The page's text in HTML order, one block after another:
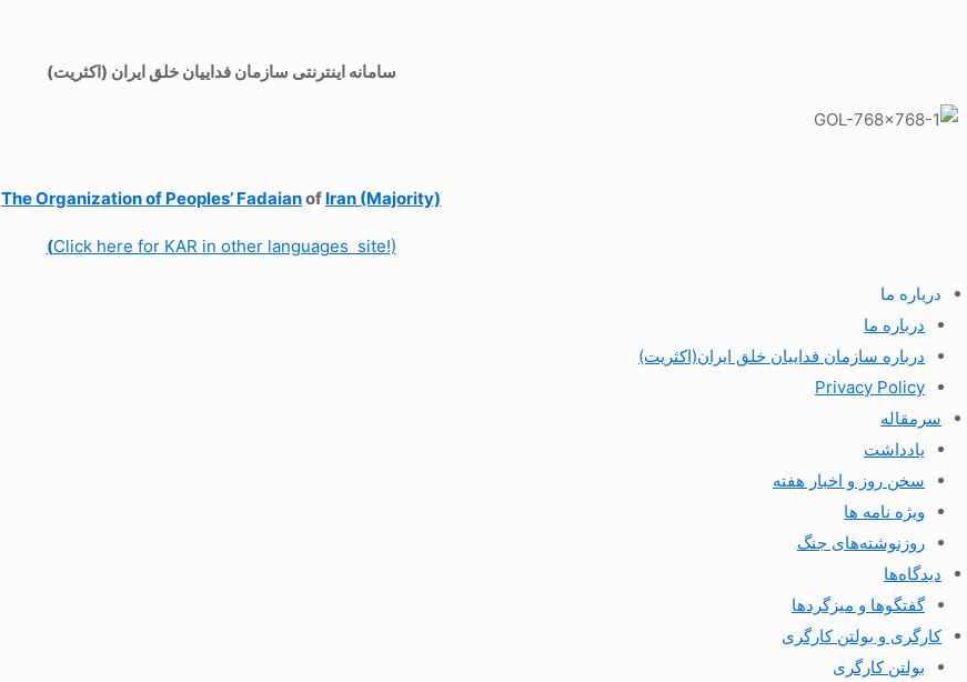
سامانه اینترنتی سازمان فداییان خلق ایران (اکثریت)
The Organization of Peoples’ Fadaianof Iran (Majority)
(Click here for KAR in other languages site!)
درباره ما
درباره ما
درباره سازمان فداییان خلق ایران(اکثریت)
Privacy Policy
سرمقاله
یادداشت
سخن روز و اخبار هفته
ویژه نامه ها
روزنوشته‌های جنگ
دیدگاه‌ها
گفتگوها و میزگردها
کارگری و بولتن کارگری
بولتن کارگری